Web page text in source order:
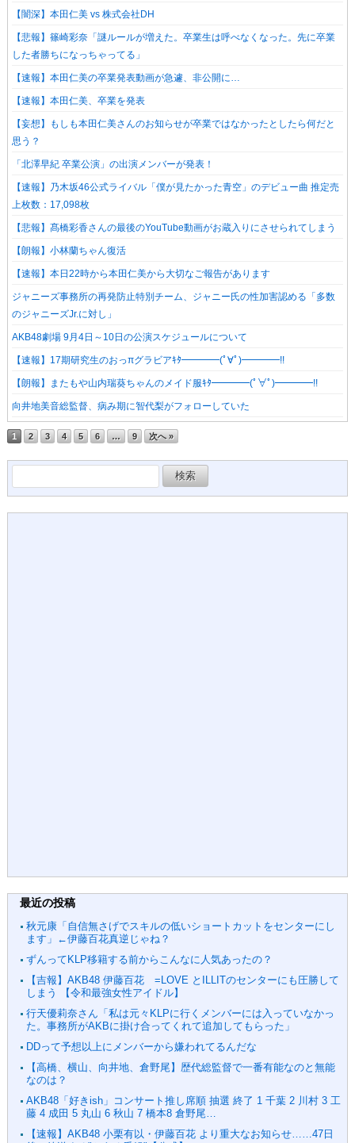
【闇深】本田仁美 vs 株式会社DH
【悲報】篠崎彩奈「謎ルールが増えた。卒業生は呼べなくなった。先に卒業
した者勝ちになっちゃってる」
【速報】本田仁美の卒業発表動画が急遽、非公開に…
【速報】本田仁美、卒業を発表
【妄想】もしも本田仁美さんのお知らせが卒業ではなかったとしたら何だと
思う？
「北澤早紀 卒業公演」の出演メンバーが発表！
【速報】乃木坂46公式ライバル「僕が見たかった青空」のデビュー曲 推定売
上枚数：17,098枚
【悲報】髙橋彩香さんの最後のYouTube動画がお蔵入りにさせられてしまう
【朗報】小林蘭ちゃん復活
【速報】本日22時から本田仁美から大切なご報告があります
ジャニーズ事務所の再発防止特別チーム、ジャニー氏の性加害認める「多数
のジャニーズJr.に対し」
AKB48劇場 9月4日～10日の公演スケジュールについて
【速報】17期研究生のおっπグラビアｷﾀ━━━━(ﾟ∀ﾟ)━━━━!!
【朗報】またもや山内瑞葵ちゃんのメイド服ｷﾀ━━━━(ﾟ∀ﾟ)━━━━!!
向井地美音総監督、病み期に智代梨がフォローしていた
1 2 3 4 5 6 … 9 次へ »
索:
最近の投稿
秋元康「自信無さげでスキルの低いショートカットをセンターにし
ます」←伊藤百花真逆じゃね？
ずんってKLP移籍する前からこんなに人気あったの？
【吉報】AKB48 伊藤百花 =LOVE とILLITのセンターにも圧勝して
しまう 【令和最強女性アイドル】
行天優莉奈さん「私は元々KLPに行くメンバーには入っていなかっ
た。事務所がAKBに掛け合ってくれて追加してもらった」
DDって予想以上にメンバーから嫌われてるんだな
【高橋、横山、向井地、倉野尾】歴代総監督で一番有能なのと無能
なのは？
AKB48「好きish」コンサート推し席順 抽選 終了 1 千葉 2 川村 3 工
藤 4 成田 5 丸山 6 秋山 7 橋本8 倉野尾…
【速報】AKB48 小栗有以・伊藤百花 より重大なお知らせ……47日